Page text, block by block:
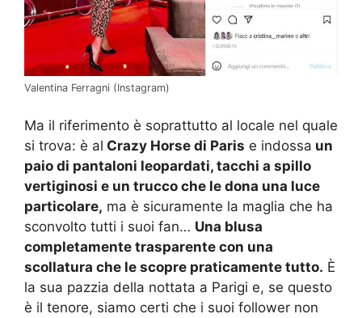
Valentina Ferragni (Instagram)
Ma il riferimento è soprattutto al locale nel quale
si trova: è al Crazy Horse di Paris e indossa un
paio di pantaloni leopardati, tacchi a spillo
vertiginosi e un trucco che le dona una luce
particolare, ma è sicuramente la maglia che ha
sconvolto tutti i suoi fan… Una blusa
completamente trasparente con una
scollatura che le scopre praticamente tutto. È
la sua pazzia della nottata a Parigi e, se questo
è il tenore, siamo certi che i suoi follower non